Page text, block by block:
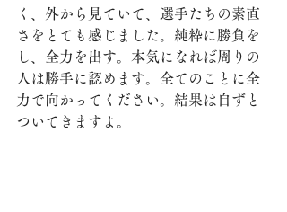
く、外から見ていて、選手たちの素直
さをとても感じました。純粋に勝負を
し、全力を出す。本気になれば周りの
人は勝手に認めます。全てのことに全
力で向かってください。結果は自ずと
ついてきますよ。